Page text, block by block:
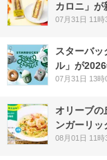
カロニ」が
07月31日 11時
スターバッ
ル」が
07月31日 13時
オリーブの
ンガーリッ
08月01日 11時